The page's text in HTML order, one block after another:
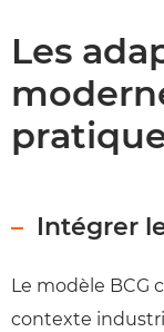
Les
Intégrer
Le modèle BCG
contexte